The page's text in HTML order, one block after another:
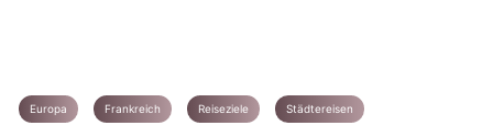
Europa Frankreich Reiseziele Städtereisen